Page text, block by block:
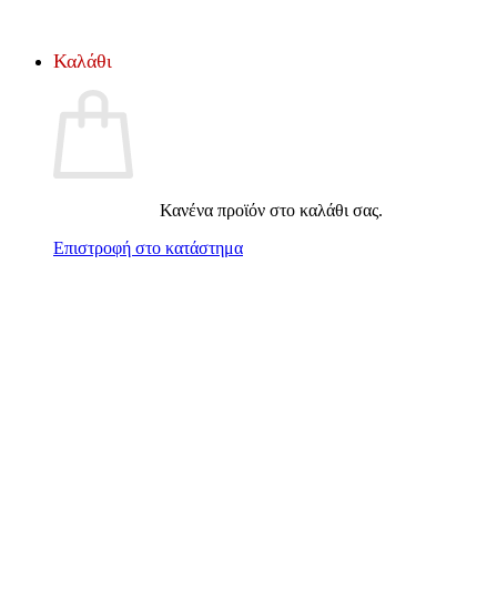
Καλάθι
Κανένα προϊόν στο καλάθι σας.
Επιστροφή στο κατάστημα